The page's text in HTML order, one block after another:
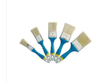
Fábrica
Controle de Qualidade